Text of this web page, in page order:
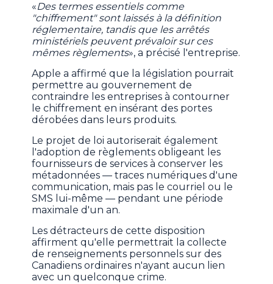
«Des termes essentiels comme
"chiffrement" sont laissés à la définition
réglementaire, tandis que les arrêtés
ministériels peuvent prévaloir sur ces
mêmes règlements», a précisé l'entreprise.
Apple a affirmé que la législation pourrait
permettre au gouvernement de
contraindre les entreprises à contourner
le chiffrement en insérant des portes
dérobées dans leurs produits.
Le projet de loi autoriserait également
l'adoption de règlements obligeant les
fournisseurs de services à conserver les
métadonnées — traces numériques d'une
communication, mais pas le courriel ou le
SMS lui-même — pendant une période
maximale d'un an.
Les détracteurs de cette disposition
affirment qu'elle permettrait la collecte
de renseignements personnels sur des
Canadiens ordinaires n'ayant aucun lien
avec un quelconque crime.